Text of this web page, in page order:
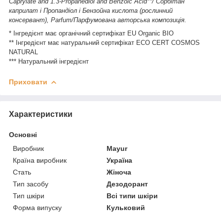
каприлат і Пропандіол і Бензойна кислота (рослинний
консервант), Parfum/Парфумована авторська композиція.
* Інгредієнт має органічний сертифікат EU Organic BIO
** Інгредієнт має натуральний сертифікат ECO CERT COSMOS
NATURAL
*** Натуральний інгредієнт
Приховати
Характеристики
Основні
Виробник
Mayur
Країна виробник
Україна
Стать
Жіноча
Тип засобу
Дезодорант
Тип шкіри
Всі типи шкіри
Форма випуску
Кульковий